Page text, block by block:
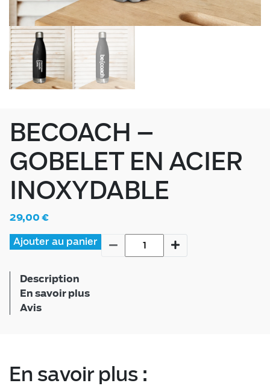
BECOACH –
GOBELET EN ACIER
INOXYDABLE
29,00€
Ajouter au panier
Description
En savoir plus
Avis
En savoir plus :